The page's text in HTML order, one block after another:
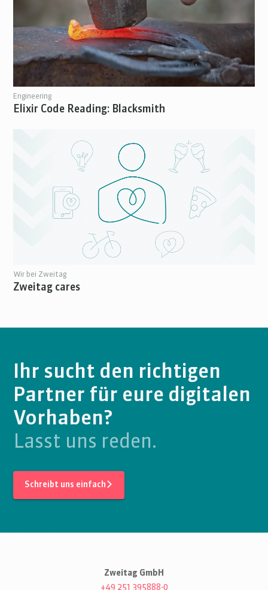
Engineering
Elixir Code Reading: Blacksmith
Wir bei Zweitag
Zweitag cares
Ihr sucht den richtigen
Partner für eure digitalen
Vorhaben?
Lasst uns reden.
Schreibt uns einfach
Zweitag GmbH
+49 251 395888-0